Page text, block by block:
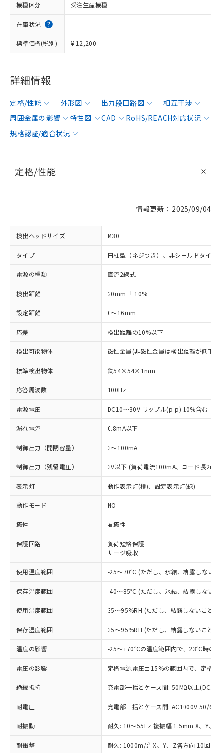
機種区分 受注生産機種
在庫状況
標準価格(税別) ¥ 12,200
詳細情報
定格/性能 外形図 出力段回路図
相互干渉
周囲金属の影響
特性図 CAD
RoHS/REACH対応状況
規格認証/適合状況
定格/性能
情報更新：2025/09/04
検出ヘッドサイズ M30
タイプ 円柱型（ネジつき）、非シールドタイプ
電源の種類 直流2線式
検出距離 20mm ±10%
設定距離 0～16mm
応差 検出距離の10%以下
検出可能物体 磁性金属(非磁性金属は検出距離が低下
標準検出物体 鉄54×54×1mm
応答周波数 100Hz
電源電圧 DC10～30V リップル(p-p) 10%含む
漏れ電流 0.8mA以下
制御出力（開閉容量） 3～100mA
制御出力（残留電圧） 3V以下 (負荷電流100mA、コード長2m
表示灯 動作表示灯(橙)、設定表示灯(緑)
動作モード NO
極性 有極性
保護回路
負荷短絡保護
サージ吸収
使用温度範囲 -25～70℃ (ただし、氷結、結露しない
保存温度範囲 -40～85℃ (ただし、氷結、結露しない
使用湿度範囲 35～95%RH (ただし、結露しないこと)
保存湿度範囲 35～95%RH (ただし、結露しないこと)
温度の影響 -25～+70℃の温度範囲内で、23℃時の
電圧の影響 定格電源電圧±15%の範囲内で、定格
絶縁抵抗 充電部一括とケース間: 50MΩ以上
耐電圧 充電部一括とケース間: AC1000V 50/
耐振動 耐久: 10～55Hz 複振幅 1.5mm X、Y、Z
耐衝撃 耐久: 1000m/s2 X、Y、Z各方向 10回
ご利用条件
以下の条件をお読みいただき、同意のうえ
ご利用ください。
本サービスは、当社制御機器事業取扱
商品の当社在庫状況および標準価格
(税抜)を提供させていただくもので
当社制御機器事業取扱商品の中には、
本サービスの対象外となる商品もある
ことをご了承ください。
在庫状況および標準価格照会結果は、
記載している更新日時点での社内デー
タに基づき作成されるものであり、閲
対応済み：EU RoHS指令（10物質）の
非含有に対応した製品が提供可能な商品で
す。
対応予定：EU RoHS指令（10物質）の非含
有に対応した製品に切り替える予定のある
対応予定なし：EU RoHS指令（10物質）の
非含有に非対応の商品で、対応品を出す予
調査・確認中：EU RoHS指令（10物質）の
非含有の対応状況を調査中または確認中の
商品です。
非該当品：ライセンス料など無形物で、有
害物質有無と関係のない商品です。
仕入先様の事情により、非含有部品として
いたものが、含有品と判明した場合などや
むを得ず変更することがあります。
鉛(Pb) 1000ppm以下、 水銀(Hg) 1000ppm以下、 カド
※1 中国RoHS○×表
「○」：最大均質材料含有率が中国RoHSの
基準値以下であることを示します。
「×」：最大均質材料含有率が中国RoHSの
基準値を超えていることを示します。
「－」：未確認です。当社販売部門へお問
*中国RoHS10物質の基準値 (GB/T26572)：
当社は、これら貴社製品のうち、外国
為替および外国貿易法に定める商品
（以下｢規制貨物等」という）を輸出
または国外への提供する場合は、日本